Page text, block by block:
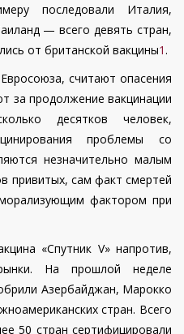
последовали Италия,
— всего девять стран,
от британской вакцины1.
считают опасения
за продолжение вакцинации
десятков человек,
проблемы со
незначительно малым
привитых, сам факт смертей
фактором при
«Спутник V» напротив,
На прошлой неделе
Азербайджан, Марокко
стран. Всего
50 стран сертифицировали